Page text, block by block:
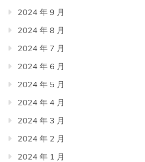
2024 年 9 月
2024 年 8 月
2024 年 7 月
2024 年 6 月
2024 年 5 月
2024 年 4 月
2024 年 3 月
2024 年 2 月
2024 年 1 月